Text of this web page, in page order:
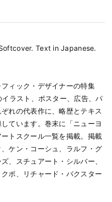
Text in Japanese.
ィック・デザイナーの特集
ラスト、ポスター、広告、パ
れの代表作に、略歴とテキス
ています。巻末に「ニューヨ
トスクール一覧を掲載。掲載
ケン・コーシュ、ラルフ・グ
、スチュアート・シルバー、
ボ、リチャード・バクスター